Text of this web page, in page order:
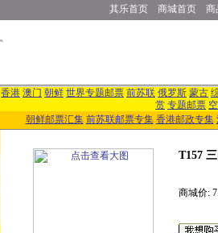
其乐首页 商城首页 商
香港 澳门 朝鲜 世界专题邮票 前苏联 俄罗斯 蒙古
赏 专题邮票
朝鲜邮票汇集 前苏联邮票专集 香港邮政专集
T157
商城价: